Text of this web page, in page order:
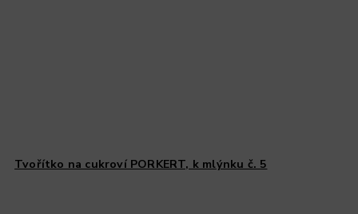
Tvořítko na cukroví PORKERT, k mlýnku č. 5